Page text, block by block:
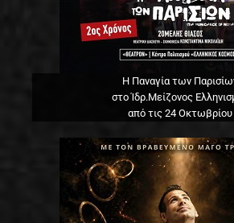
Η Παναγία των
στο Ίδρ.Μείζονος
από τις 24 Οκτωβρίου